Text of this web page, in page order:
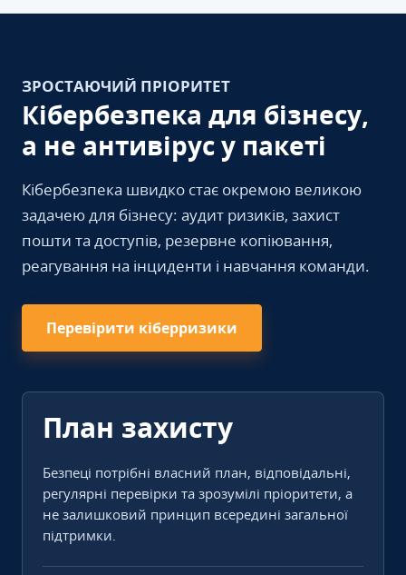
ЗРОСТАЮЧИЙ ПРІОРИТЕТ
Кібербезпека для бізнесу,
а не антивірус у пакеті
Кібербезпека швидко стає окремою великою
задачею для бізнесу: аудит ризиків, захист
пошти та доступів, резервне копіювання,
реагування на інциденти і навчання команди.
Перевірити кіберризики
План захисту
Безпеці потрібні власний план, відповідальні,
регулярні перевірки та зрозумілі пріоритети, а
не залишковий принцип всередині загальної
підтримки.